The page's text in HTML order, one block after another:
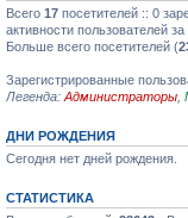
Всего 17 посетителей :: 0
активности пользователей
Больше всего посетителей (
Зарегистрированные
Легенда: Администраторы
ДНИ РОЖДЕНИЯ
Сегодня нет дней рождения.
СТАТИСТИКА